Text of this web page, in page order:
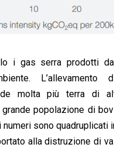
i gas serra prodotti
molta più terra di
popolazione di
sono quadruplicati
alla distruzione di